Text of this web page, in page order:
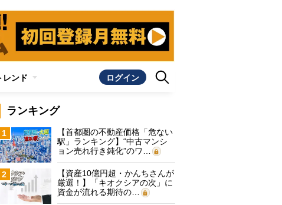
レンド ログイン
ランキング
1
【首都圏の不動産価格「危ない
駅」ランキング】“中古マンシ
ョン売れ行き鈍化”のワ…
2
【資産10億円超・かんちさんが
厳選！】「キオクシアの次」に
資金が流れる期待の…